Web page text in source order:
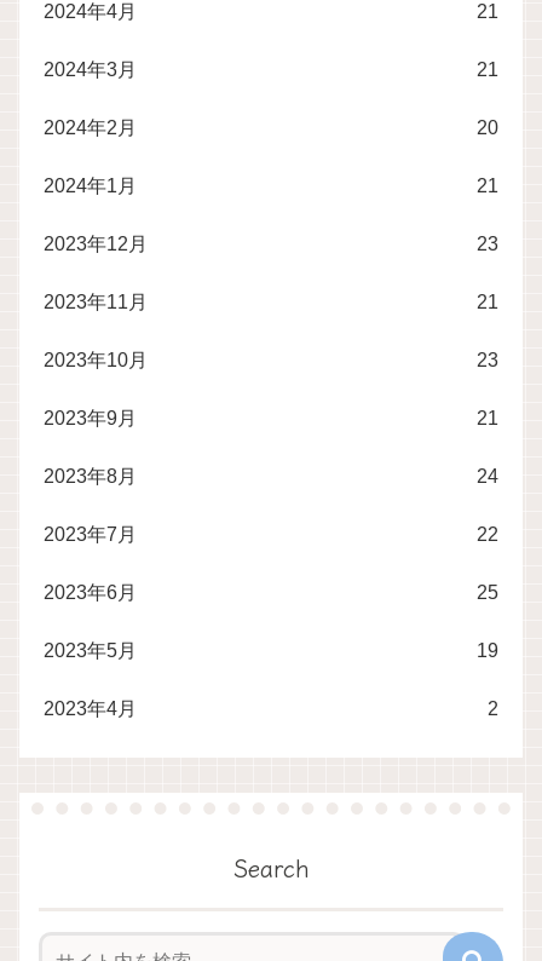
2024年4月 21
2024年3月 21
2024年2月 20
2024年1月 21
2023年12月 23
2023年11月 21
2023年10月 23
2023年9月 21
2023年8月 24
2023年7月 22
2023年6月 25
2023年5月 19
2023年4月 2
Search